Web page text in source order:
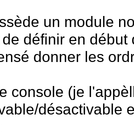
un module
définir en
donner les
console (je
désactivable